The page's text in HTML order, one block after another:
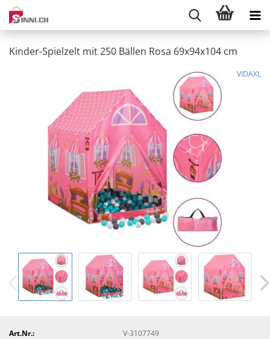
Kinder-Spielzelt mit 250 Bällen Rosa 69x94x104 cm
VIDAXL
Art.Nr.:
V-3107749